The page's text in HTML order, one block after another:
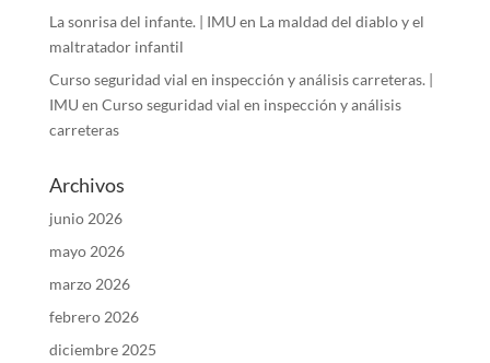
La sonrisa del infante. | IMU en La maldad del diablo y el
maltratador infantil
Curso seguridad vial en inspección y análisis carreteras. |
IMU en Curso seguridad vial en inspección y análisis
carreteras
Archivos
junio 2026
mayo 2026
marzo 2026
febrero 2026
diciembre 2025